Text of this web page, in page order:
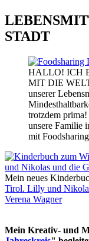
STADT
HALLO! ICH
MIT DIE
unserer
trotzdem
unsere Familie
mit
Mein neues
Tirol. Lilly und
Verena Wagner
Mein Kreativ- und